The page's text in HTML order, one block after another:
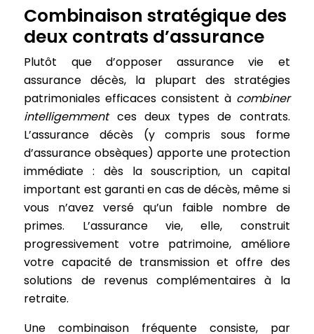
Combinaison stratégique des
deux contrats d’assurance
Plutôt que d’opposer assurance vie et
assurance décès, la plupart des stratégies
patrimoniales efficaces consistent à combiner
intelligemmentces deux types de contrats.
L’assurance décès (y compris sous forme
d’assurance obsèques) apporte une protection
immédiate : dès la souscription, un capital
important est garanti en cas de décès, même si
vous n’avez versé qu’un faible nombre de
primes. L’assurance vie, elle, construit
progressivement votre patrimoine, améliore
votre capacité de transmission et offre des
solutions de revenus complémentaires à la
retraite.
Une combinaison fréquente consiste, par